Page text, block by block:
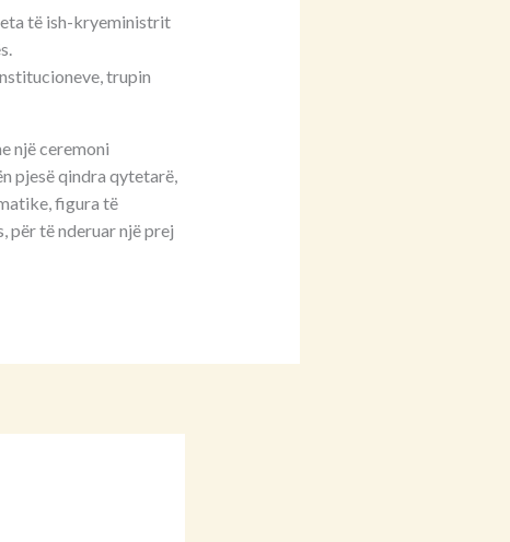
të ish-kryeministrit
trupin
një ceremoni
pjesë qindra qytetarë,
figura të
për të nderuar një prej